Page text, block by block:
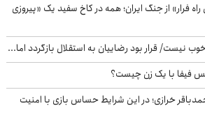
فرار» از جنگ ایران؛ همه در کاخ سفید یک «پیروزی
نیست/ قرار بود رضاییان به استقلال بازگردد اما...
فیفا با یک زن چیست؟
خرازی؛ در این شرایط حساس بازی با امنیت